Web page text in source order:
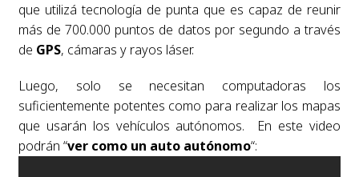
que utilizá tecnología de punta que es capaz de reunir
más de 700.000 puntos de datos por segundo a través
de GPS, cámaras y rayos láser.
Luego, solo se necesitan computadoras los
suficientemente potentes como para realizar los mapas
que usarán los vehículos autónomos. En este video
podrán “ver como un auto autónomo“: